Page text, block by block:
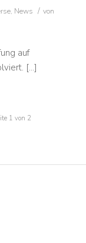
, News / von
auf
[…]
1 von 2